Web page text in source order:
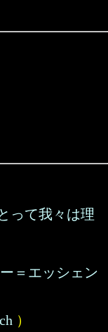
って我々は理
＝エッシェン
）